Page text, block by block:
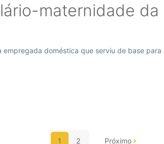
maternidade da
empregada doméstica que serviu de base
1 2 Próximo